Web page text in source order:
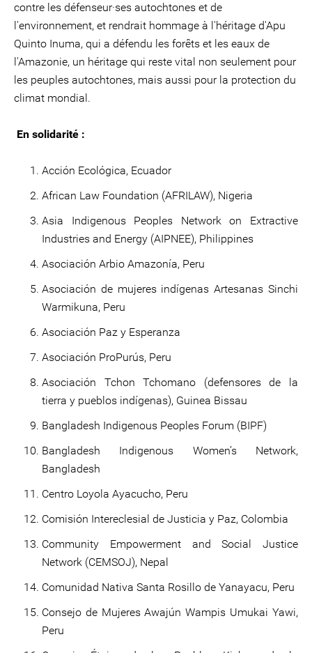
contre les défenseur·ses autochtones et de
l'environnement, et rendrait hommage à l'héritage d'Apu
Quinto Inuma, qui a défendu les forêts et les eaux de
l'Amazonie, un héritage qui reste vital non seulement pour
les peuples autochtones, mais aussi pour la protection du
climat mondial.
En solidarité :
Acción Ecológica, Ecuador
African Law Foundation (AFRILAW), Nigeria
Asia Indigenous Peoples Network on Extractive
Industries and Energy (AIPNEE), Philippines
Asociación Arbio Amazonía, Peru
Asociación de mujeres indígenas Artesanas Sinchi
Warmikuna, Peru
Asociación Paz y Esperanza
Asociación ProPurús, Peru
Asociación Tchon Tchomano (defensores de la
tierra y pueblos indígenas), Guinea Bissau
Bangladesh Indigenous Peoples Forum (BIPF)
Bangladesh Indigenous Women’s Network,
Bangladesh
Centro Loyola Ayacucho, Peru
Comisión Intereclesial de Justicia y Paz, Colombia
Community Empowerment and Social Justice
Network (CEMSOJ), Nepal
Comunidad Nativa Santa Rosillo de Yanayacu, Peru
Consejo de Mujeres Awajún Wampis Umukai Yawi,
Peru